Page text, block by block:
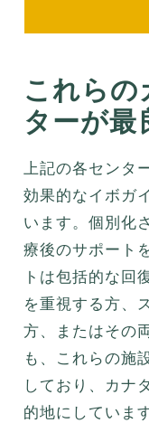
これらの
ターが最
上記の各センタ
効果的なイボガ
います。個別化
療後のサポート
トは包括的な回
を重視する方、
方、またはその
も、これらの施
しており、カナ
的地にしていま